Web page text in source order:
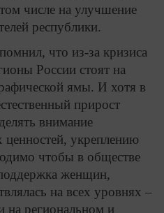
числе на улучшение
республики.
что из-за кризиса
России стоят на
ямы. И хотя в
прирост
внимание
ценностей, укреплению
чтобы в обществе
женщин,
на всех уровнях –
на региональном и